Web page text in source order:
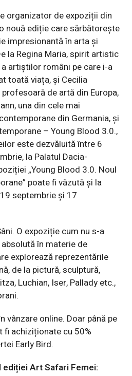
organizator de expoziții din
nouă ediție care sărbătorește
impresionantă în arta și
la Regina Maria, spirit artistic
artiștilor români pe care i-a
toată viața, și Cecilia
de artă din Europa,
una din cele mai
din Germania, și
– Young Blood 3.0.,
este dezvăluită între 6
la Palatul Dacia-
„Young Blood 3.0. Noul
poate fi văzută și la
septembrie și 17
O expoziție cum nu s-a
în materie de
explorează reprezentările
de la pictură, sculptură,
Luchian, Iser, Pallady etc.,
vânzare online. Doar până pe
fi achiziționate cu 50%
Early Bird.
Art Safari Femei: